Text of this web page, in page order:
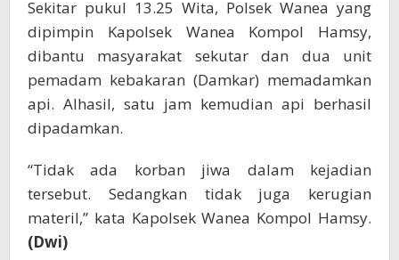
Sekitar pukul 13.25 Wita, Polsek Wanea yang
dipimpin Kapolsek Wanea Kompol Hamsy,
dibantu masyarakat sekutar dan dua unit
pemadam kebakaran (Damkar) memadamkan
api. Alhasil, satu jam kemudian api berhasil
dipadamkan.
“Tidak ada korban jiwa dalam kejadian
tersebut. Sedangkan tidak juga kerugian
materil,” kata Kapolsek Wanea Kompol Hamsy.
(Dwi)